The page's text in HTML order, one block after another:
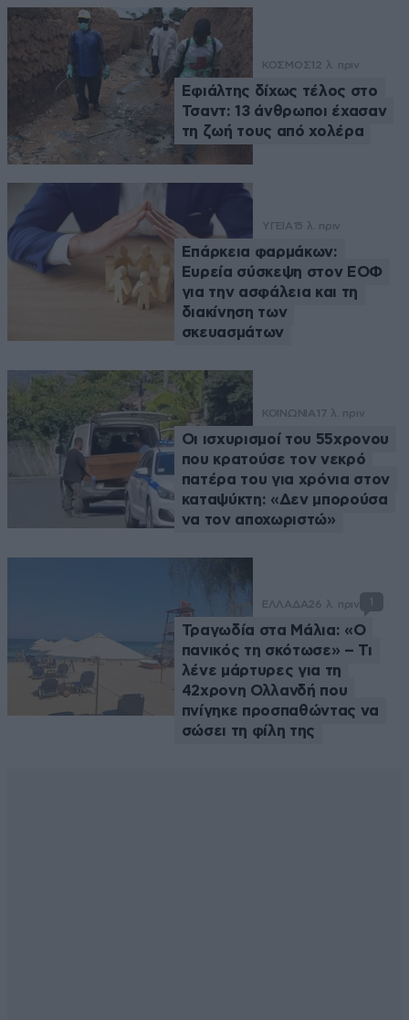
ΚΟΣΜΟΣ 12 λ. πριν
Εφιάλτης δίχως τέλος στο
Τσαντ: 13 άνθρωποι έχασαν
τη ζωή τους από χολέρα
ΥΓΕΙΑ 15 λ. πριν
Επάρκεια φαρμάκων:
Ευρεία σύσκεψη στον ΕΟΦ
για την ασφάλεια και τη
διακίνηση των
σκευασμάτων
ΚΟΙΝΩΝΙΑ 17 λ. πριν
Οι ισχυρισμοί του 55χρονου
που κρατούσε τον νεκρό
πατέρα του για χρόνια στον
καταψύκτη: «Δεν μπορούσα
να τον αποχωριστώ»
ΕΛΛΑΔΑ26 λ. πριν
Τραγωδία στα Μάλια: «Ο
πανικός τη σκότωσε» – Τι
λένε μάρτυρες για τη
42χρονη Ολλανδή που
πνίγηκε προσπαθώντας να
σώσει τη φίλη της